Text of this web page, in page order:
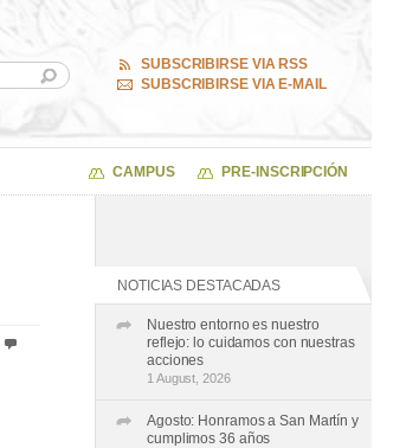
SUBSCRIBIRSE VIA RSS
SUBSCRIBIRSE VIA E-MAIL
CAMPUS PRE-INSCRIPCIÓN
NOTICIAS DESTACADAS
Nuestro entorno es nuestro
reflejo: lo cuidamos con nuestras
acciones
1 August, 2026
Agosto: Honramos a San Martín y
cumplimos 36 años